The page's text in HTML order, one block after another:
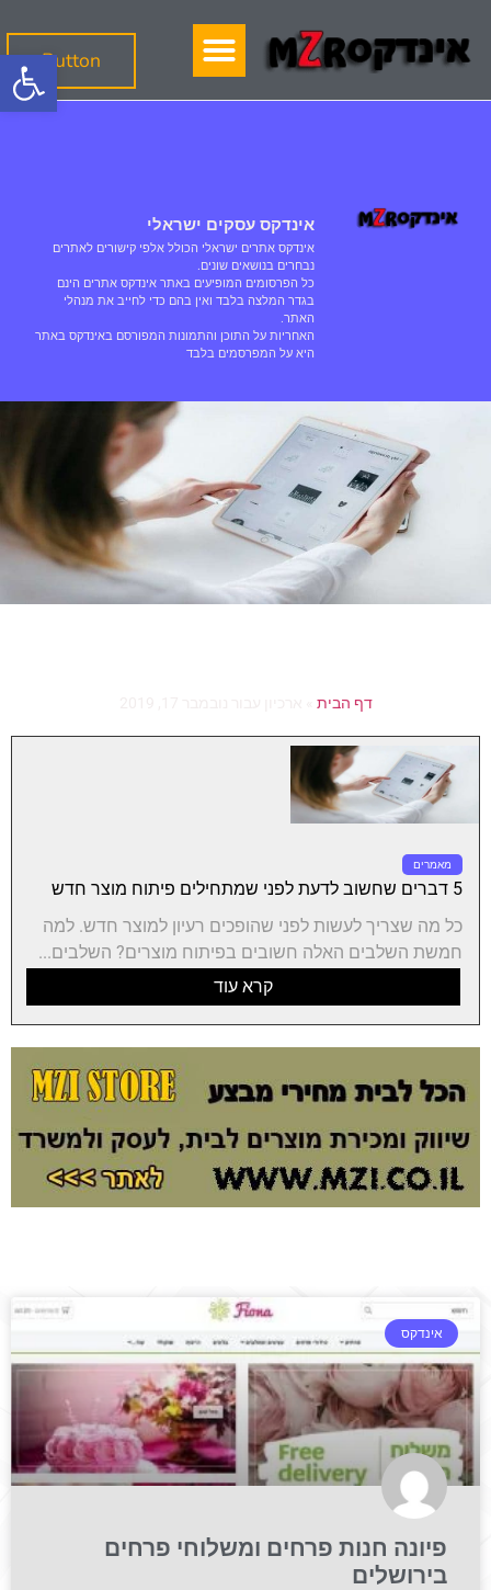
Button
אינדקס עסקים ישראלי
אינדקס אתרים ישראלי הכולל אלפי קישורים לאתרים
נבחרים בנושאים שונים.
כל הפרסומים המופיעים באתר אינדקס אתרים הינם
בגדר המלצה בלבד ואין בהם כדי לחייב את מנהלי
האתר.
האחריות על התוכן והתמונות המפורסם באינדקס באתר
היא על המפרסמים בלבד
דף הבית
מאמרים
5 דברים שחשוב לדעת לפני שמתחילים פיתוח מוצר חדש
כל מה שצריך לעשות לפני שהופכים רעיון למוצר חדש. למה
חמשת השלבים האלה חשובים בפיתוח מוצרים? השלבים...
קרא עוד
אינדקס
פיונה חנות פרחים ומשלוחי פרחים
בירושלים